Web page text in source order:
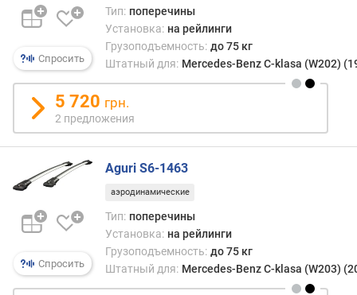
с
ш
и
р
и
н
(
м
)
в
Спросить
Тип: поперечины
Установка: на рейлинги
Грузоподъемность: до 75 кг
Штатный для: Mercedes-Benz C-klasa (W202)
5 720 грн.
2 предложения
Спросить
Aguri S6-1463
аэродинамические
Тип: поперечины
Установка: на рейлинги
Грузоподъемность: до 75 кг
Штатный для: Mercedes-Benz C-klasa (W203)